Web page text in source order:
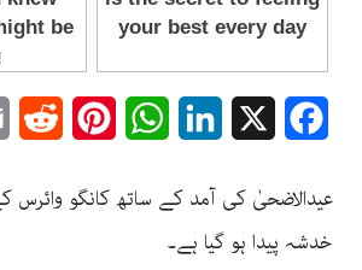
Facebook
LinkedIn
WhatsApp
Pinterest
عیدالاضحیٰ کی آمد کے ساتھ کانگو
خدشہ پیدا ہو گیا ہے۔